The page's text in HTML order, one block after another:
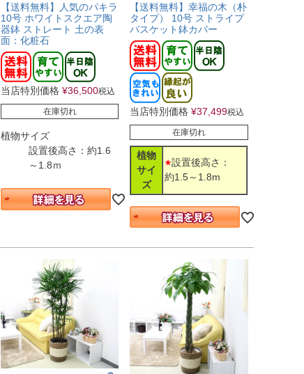
【送料無料】人気のパキラ
10号 ホワイトスクエア陶
器鉢 ストレート 土の表
面：化粧石
当店特別価格 ¥36,500税込
在庫切れ
植物サイズ
設置後高さ：約1.6
～1.8ｍ
【送料無料】幸福の木（朴
タイプ） 10号 ストライプ
バスケット鉢カバー
当店特別価格 ¥37,499税込
在庫切れ
植物
サイ
ズ
設置後高さ：
約1.5～1.8m